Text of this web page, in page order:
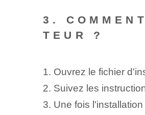
3.
TEUR ?
1. Ouvrez le fichier
2. Suivez les
3. Une fois